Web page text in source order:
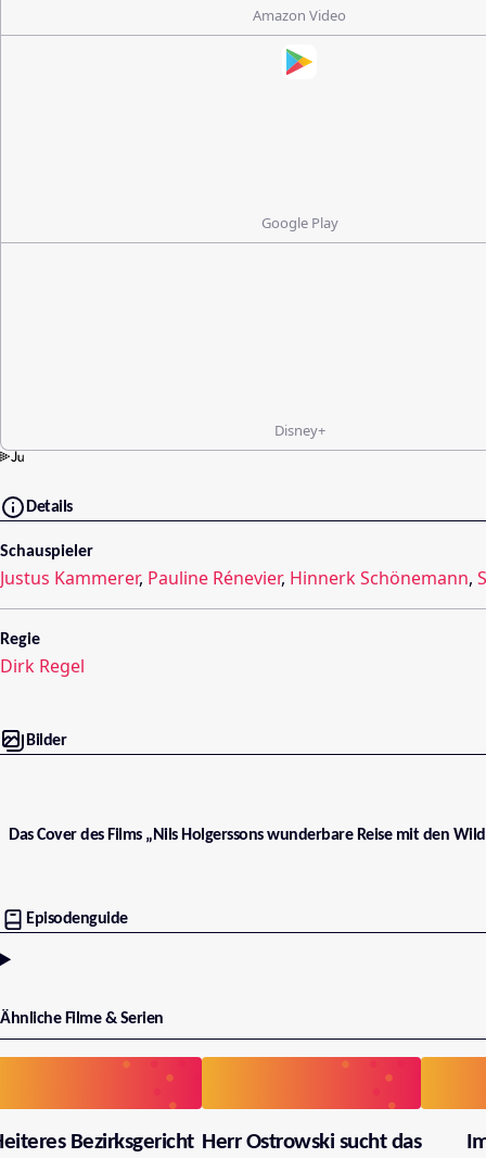
Amazon Video
Google Play
Disney+
Details
Schauspieler
Justus Kammerer, Pauline Rénevier, Hinnerk Schönemann,
Regie
Dirk Regel
Bilder
Das Cover des Films „Nils Holgerssons wunderbare Reise mit den
Episodenguide
Ähnliche Filme & Serien
Bezirksgericht Herr Ostrowski sucht das